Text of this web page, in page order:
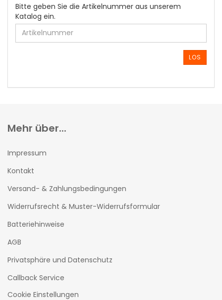
BITTE
GEBEN
SIE
DIE
ARTIKELNUMMER
EIN.
Bitte geben Sie die Artikelnummer aus unserem
Katalog ein.
LOS
Mehr über...
Impressum
Kontakt
Versand- & Zahlungsbedingungen
Widerrufsrecht & Muster-Widerrufsformular
Batteriehinweise
AGB
Privatsphäre und Datenschutz
Callback Service
Cookie Einstellungen